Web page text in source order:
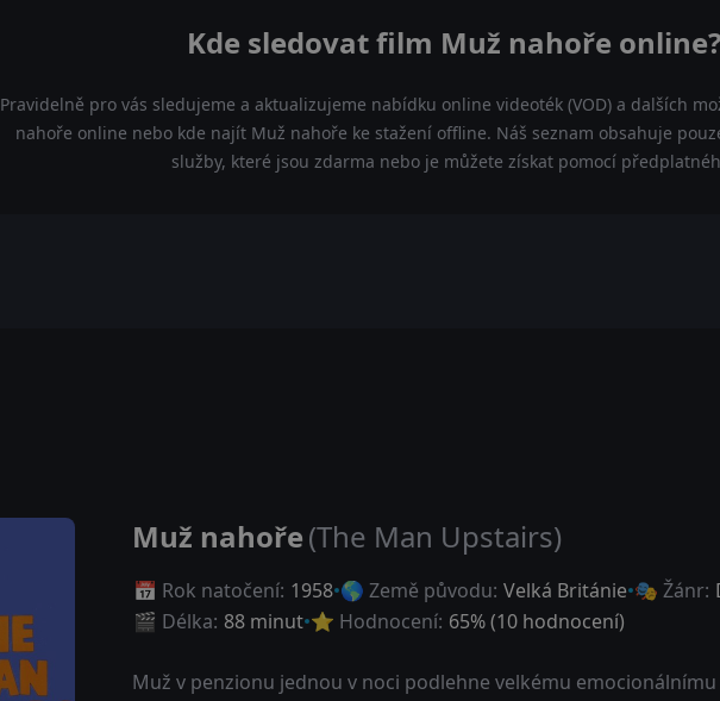
Kde sledovat film Muž nahoře online?
Pravidelně pro vás sledujeme a aktualizujeme nabídku online videoték (VOD) a dalších
nahoře online nebo kde najít Muž nahoře ke stažení offline. Náš seznam obsahuje
služby, které jsou zdarma nebo je můžete získat pomocí
Muž nahoře(The Man Upstairs)
📅 Rok natočení: 1958 🌎 Země původu: Velká Británie 🎭 Žánr:
🎬 Délka: 88 minut ⭐ Hodnocení: 65% (10 hodnocení)
Muž v penzionu jednou v noci podlehne velkému